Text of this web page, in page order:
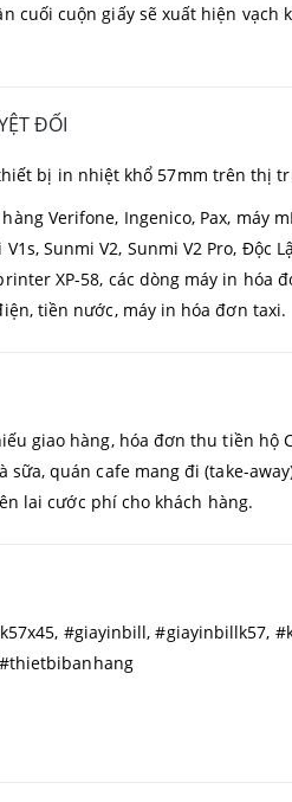
cuối cuộn giấy sẽ xuất hiện
ĐỐI
bị in nhiệt khổ 57mm trên thị
Verifone, Ingenico, Pax, máy
V1s, Sunmi V2, Sunmi V2 Pro, Độc
XP-58, các dòng máy in hóa
tiền nước, máy in hóa đơn taxi.
giao hàng, hóa đơn thu tiền hộ
sữa, quán cafe mang đi (take-
lai cước phí cho khách hàng.
#giayinbill, #giayinbillk57,